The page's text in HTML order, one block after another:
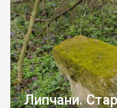
Липчани.